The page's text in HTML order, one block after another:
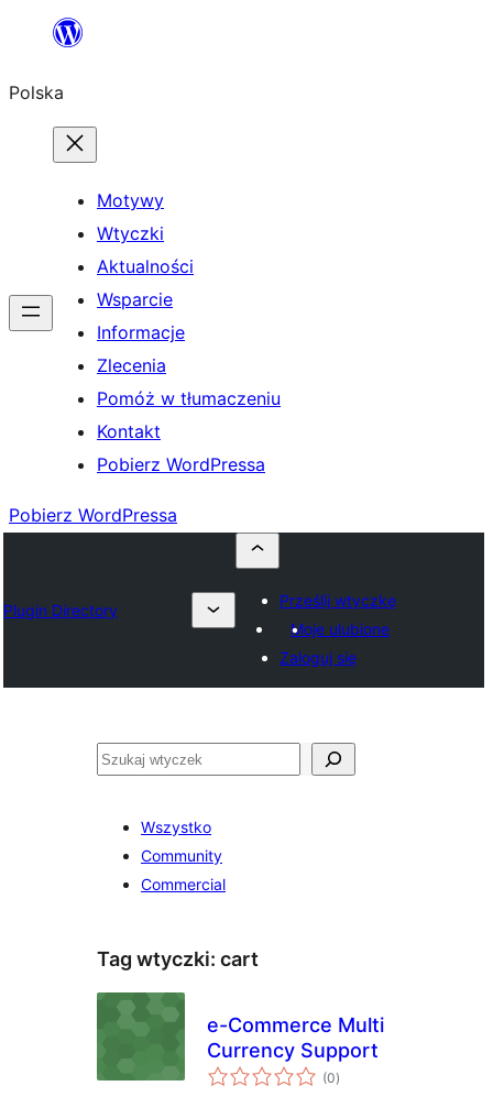
Przejdź
treści
Polska
Motywy
Wtyczki
Aktualności
Wsparcie
Informacje
Zlecenia
Pomóż w tłumaczeniu
Kontakt
Pobierz WordPressa
Pobierz WordPressa
Plugin Directory
Prześlij wtyczkę
Moje ulubione
Zaloguj się
Szukaj
Wszystko
Community
Commercial
Tag wtyczki: cart
e-Commerce Multi
Currency Support
(0wszystkich
ocen
)